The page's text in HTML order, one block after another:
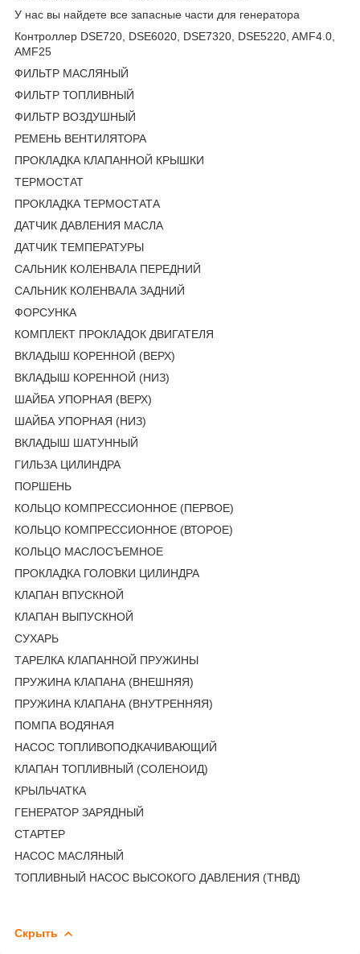
У нас вы найдете все запасные части для генератора
Контроллер DSE720, DSE6020, DSE7320, DSE5220, AMF4.0,
AMF25
ФИЛЬТР МАСЛЯНЫЙ
ФИЛЬТР ТОПЛИВНЫЙ
ФИЛЬТР ВОЗДУШНЫЙ
РЕМЕНЬ ВЕНТИЛЯТОРА
ПРОКЛАДКА КЛАПАННОЙ КРЫШКИ
ТЕРМОСТАТ
ПРОКЛАДКА ТЕРМОСТАТА
ДАТЧИК ДАВЛЕНИЯ МАСЛА
ДАТЧИК ТЕМПЕРАТУРЫ
САЛЬНИК КОЛЕНВАЛА ПЕРЕДНИЙ
САЛЬНИК КОЛЕНВАЛА ЗАДНИЙ
ФОРСУНКА
КОМПЛЕКТ ПРОКЛАДОК ДВИГАТЕЛЯ
ВКЛАДЫШ КОРЕННОЙ (ВЕРХ)
ВКЛАДЫШ КОРЕННОЙ (НИЗ)
ШАЙБА УПОРНАЯ (ВЕРХ)
ШАЙБА УПОРНАЯ (НИЗ)
ВКЛАДЫШ ШАТУННЫЙ
ГИЛЬЗА ЦИЛИНДРА
ПОРШЕНЬ
КОЛЬЦО КОМПРЕССИОННОЕ (ПЕРВОЕ)
КОЛЬЦО КОМПРЕССИОННОЕ (ВТОРОЕ)
КОЛЬЦО МАСЛОСЪЕМНОЕ
ПРОКЛАДКА ГОЛОВКИ ЦИЛИНДРА
КЛАПАН ВПУСКНОЙ
КЛАПАН ВЫПУСКНОЙ
СУХАРЬ
ТАРЕЛКА КЛАПАННОЙ ПРУЖИНЫ
ПРУЖИНА КЛАПАНА (ВНЕШНЯЯ)
ПРУЖИНА КЛАПАНА (ВНУТРЕННЯЯ)
ПОМПА ВОДЯНАЯ
НАСОС ТОПЛИВОПОДКАЧИВАЮЩИЙ
КЛАПАН ТОПЛИВНЫЙ (СОЛЕНОИД)
КРЫЛЬЧАТКА
ГЕНЕРАТОР ЗАРЯДНЫЙ
СТАРТЕР
НАСОС МАСЛЯНЫЙ
ТОПЛИВНЫЙ НАСОС ВЫСОКОГО ДАВЛЕНИЯ (ТНВД)
Скрыть